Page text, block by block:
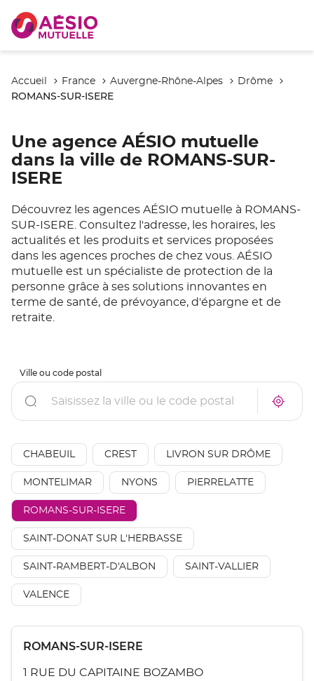
Accueil France Auvergne-Rhône-Alpes Drôme
ROMANS-SUR-ISERE
Une agence AÉSIO mutuelle
dans la ville de ROMANS-SUR-
ISERE
Découvrez les agences AÉSIO mutuelle à ROMANS-
SUR-ISERE. Consultez l'adresse, les horaires, les
actualités et les produits et services proposées
dans les agences proches de chez vous. AÉSIO
mutuelle est un spécialiste de protection de la
personne grâce à ses solutions innovantes en
terme de santé, de prévoyance, d'épargne et de
retraite.
À
vente
Ville ou code postal
Rechercher
un
de
vente
AÉSIO
mutuelle
CHABEUIL CREST LIVRON SUR DRÔME
MONTELIMAR NYONS PIERRELATTE
ROMANS-SUR-ISERE
SAINT-DONAT SUR L'HERBASSE
SAINT-RAMBERT-D'ALBON SAINT-VALLIER
VALENCE
sur
touche
Point
vente
ROMANS-SUR-ISERE
1 RUE DU CAPITAINE BOZAMBO